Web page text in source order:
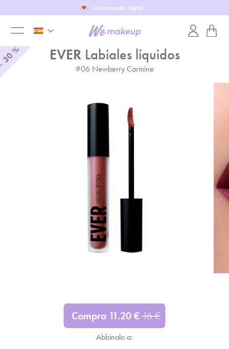
Tarjeta regalo digital
toggle
keyboard_arrow_down
% EVERLabiales líquidos
#06 Newberry Carmine
Compra 11.20 €16€
Abbinalo a: